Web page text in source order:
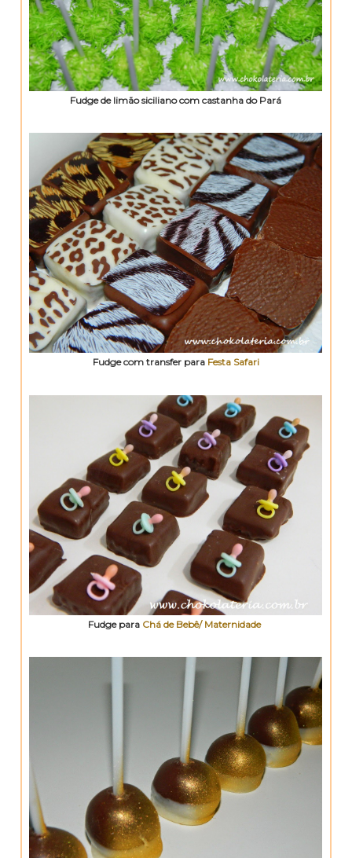
Fudge de limão siciliano com castanha do Pará
Fudge com transfer para Festa Safari
Fudge para Chá de Bebê/ Maternidade